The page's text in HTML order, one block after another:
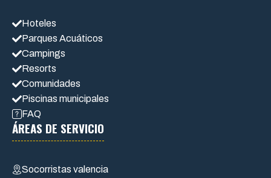
Hoteles
Parques Acuáticos
Campings
Resorts
Comunidades
Piscinas municipales
FAQ
ÁREAS DE SERVICIO
Socorristas valencia